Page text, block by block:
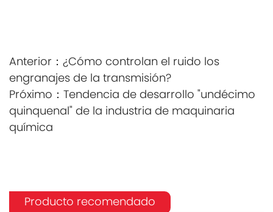
Anterior： ¿Cómo controlan el ruido los
engranajes de la transmisión?
Próximo： Tendencia de desarrollo "undécimo
quinquenal" de la industria de maquinaria
química
Producto recomendado